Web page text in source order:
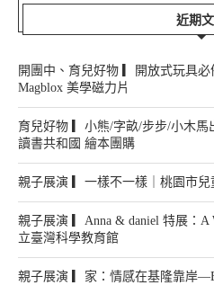
近期
開團中、育兒好物 ▎開放式玩具必
Magblox 美學磁力片
育兒好物 ▎小熊/字畝/步步/小木馬
讀書共和國 繪本團購
親子展演 ▎一樣不一樣｜桃園市兒
親子展演 ▎Anna & daniel 特展：A
立臺灣科學教育館
親子展演 ▎家：情感在基隆靠岸